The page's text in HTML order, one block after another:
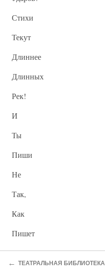
Стихи
Текут
Длиннее
Длинных
Рек!
И
Ты
Пиши
Не
Так,
Как
Пишет
Жаров!
← ТЕАТРАЛЬНАЯ БИБЛИОТЕКА